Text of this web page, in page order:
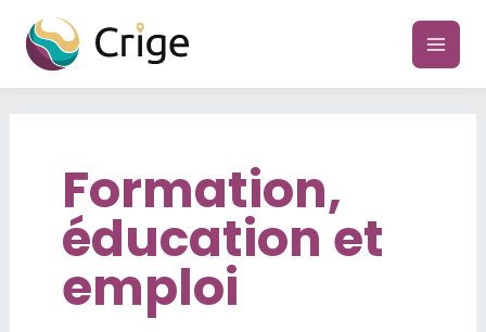
contenu
main
Formation,
éducation et
emploi